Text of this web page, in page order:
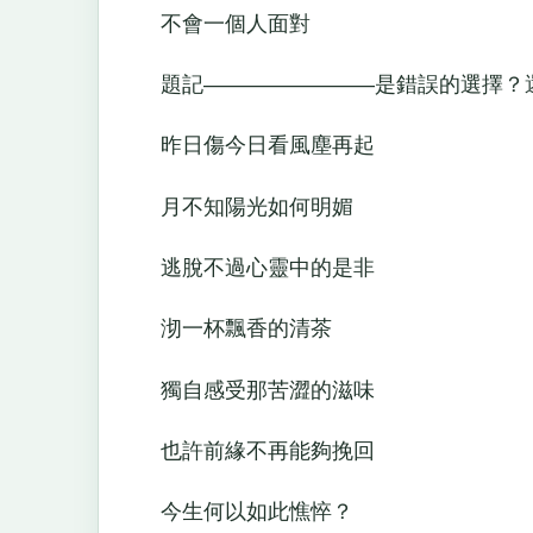
不會一個人面對
題記————————是錯誤的選擇？還
昨日傷今日看風塵再起
月不知陽光如何明媚
逃脫不過心靈中的是非
沏一杯飄香的清茶
獨自感受那苦澀的滋味
也許前緣不再能夠挽回
今生何以如此憔悴？